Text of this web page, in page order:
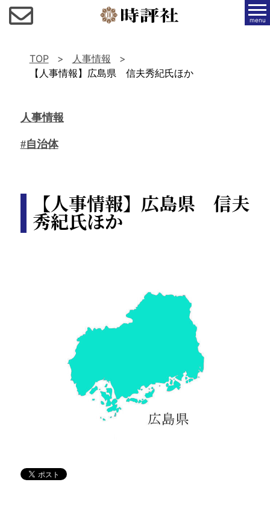
menu
TOP
人事情報
【人事情報】広島県 信夫秀紀氏ほか
人事情報
#自治体
【人事情報】広島県 信夫
秀紀氏ほか